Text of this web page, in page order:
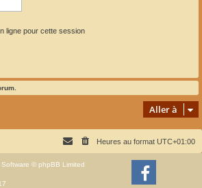
ligne pour cette session
Aller à
Heures au format UTC+01:00
© phpBB Limited